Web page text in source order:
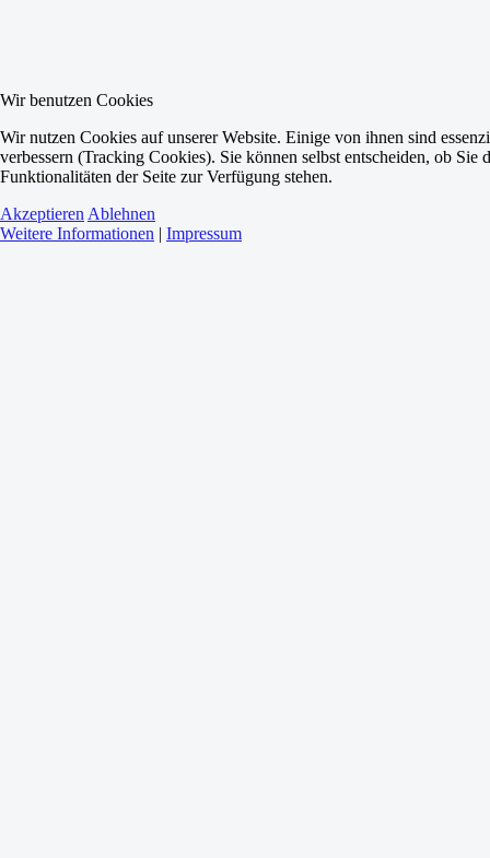
Wir benutzen Cookies
Wir nutzen Cookies auf unserer Website. Einige von ihnen sind
verbessern (Tracking Cookies). Sie können selbst entscheiden, ob
Funktionalitäten der Seite zur Verfügung stehen.
Akzeptieren Ablehnen
Weitere Informationen | Impressum